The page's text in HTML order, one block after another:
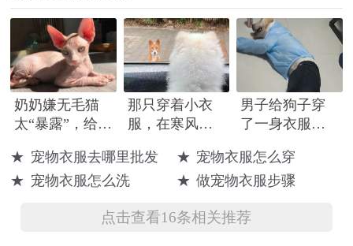
奶奶嫌无毛猫
太“暴露”，给猫
何成品...
那只穿着小衣
服，在寒风里
狗，不知自己
早已被抛弃
男子给狗子穿
了一身衣服，
具象化
★ 宠物衣服去哪里批发 ★ 宠物衣服怎么穿
★ 宠物衣服怎么洗 ★ 做宠物衣服步骤
点击查看16条相关推荐